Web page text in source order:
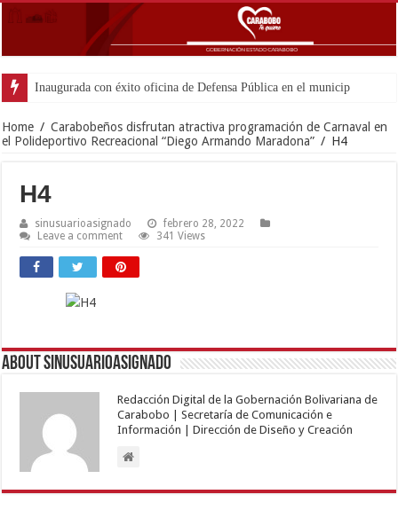
Home / Carabobeños disfrutan atractiva programación de Carnaval en
el Polideportivo Recreacional “Diego Armando Maradona” / H4
H4
sinusuarioasignado
febrero 28, 2022
Leave a comment
341 Views
About sinusuarioasignado
Redacción Digital de la Gobernación Bolivariana de
Carabobo | Secretaría de Comunicación e
Información | Dirección de Diseño y Creación